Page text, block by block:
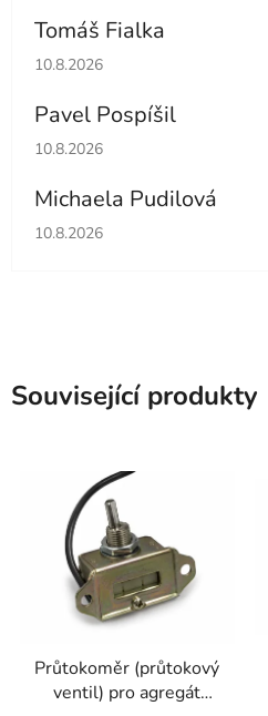
Tomáš Fialka
Hodnocení obchodu je 5 z 5
10.8.2026
Pavel Pospíšil
Hodnocení obchodu je 5 z 5
10.8.2026
Michaela Pudilová
Hodnocení obchodu je 5 z 5
10.8.2026
Související produkty
Průtokoměr (průtokový
ventil) pro agregát